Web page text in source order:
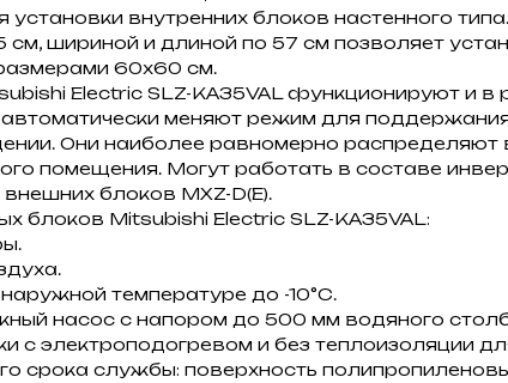
внутренних блоков настенного
см, шириной и длиной по 57 см позволяет
60x60 см.
Electric SLZ-KA35VAL функционируют и
меняют режим для
Они наиболее равномерно распределяют
помещения. Могут работать в составе
блоков MXZ-D(E).
блоков Mitsubishi Electric SLZ-KA35VAL:
температуре до -10°С.
насос с напором до 500 мм водяного
с электроподогревом и без теплоизоляции
срока службы: поверхность